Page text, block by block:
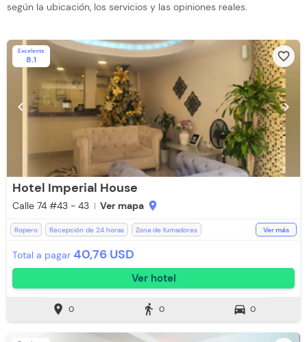
según la ubicación, los servicios y las opiniones reales.
Excelente
8.1 favorite_border
chevron_left chevron_right
Hotel Imperial House
Calle 74 #43 - 43 Ver mapa location_on
Ropero Recepción de 24 horas
Zona de fumadores
Aceptan Niños
Ver más
Total a pagar 40,76 USD
Ver hotel
location_on 0 directions_walk 0 directions_car 0